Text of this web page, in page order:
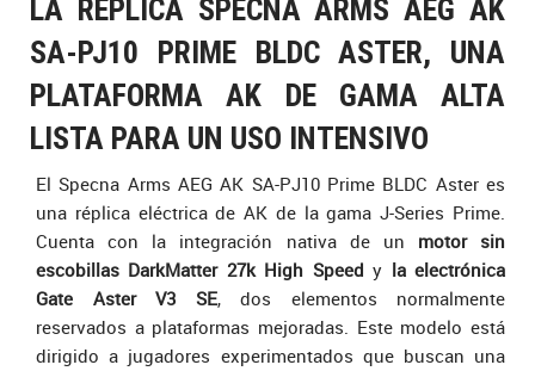
LA RÉPLICA SPECNA ARMS AEG AK
SA-PJ10 PRIME BLDC ASTER, UNA
PLATAFORMA AK DE GAMA ALTA
LISTA PARA UN USO INTENSIVO
El Specna Arms AEG AK SA-PJ10 Prime BLDC Aster es
una réplica eléctrica de AK de la gama J-Series Prime.
Cuenta con la integración nativa de un motor sin
escobillas DarkMatter 27k High Speed y la electrónica
Gate Aster V3 SE, dos elementos normalmente
reservados a plataformas mejoradas. Este modelo está
dirigido a jugadores experimentados que buscan una